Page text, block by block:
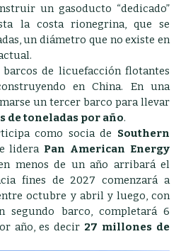
un gasoducto “dedicado”
la costa rionegrina, que se
un diámetro que no existe en
de licuefacción flotantes
en China. En una
un tercer barco para llevar
de toneladas por año.
como socia de Southern
lidera Pan American Energy
menos de un año arribará el
fines de 2027 comenzará a
octubre y abril y luego, con
barco, completará 6
año, es decir 27 millones de